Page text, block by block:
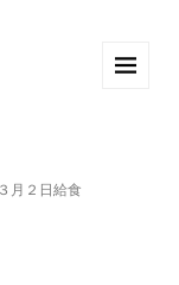
３月２日給食